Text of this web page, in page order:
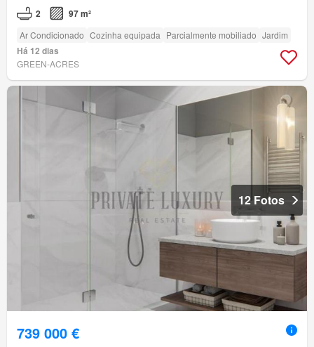
2 97 m²
Ar Condicionado Cozinha equipada Parcialmente mobiliado Jardim
Há 12 dias
GREEN-ACRES
12 Fotos
739 000 €